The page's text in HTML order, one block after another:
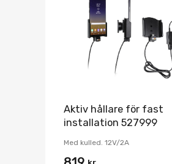
Aktiv hållare för fast
installation 527999
Med kulled. 12V/2A